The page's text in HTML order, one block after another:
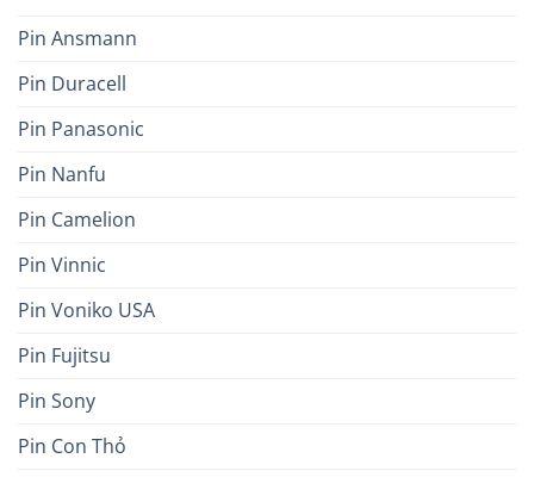
Pin Ansmann
Pin Duracell
Pin Panasonic
Pin Nanfu
Pin Camelion
Pin Vinnic
Pin Voniko USA
Pin Fujitsu
Pin Sony
Pin Con Thỏ